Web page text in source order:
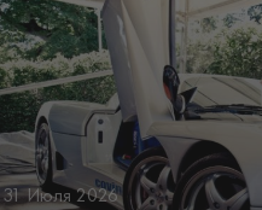
31 Июля 2026